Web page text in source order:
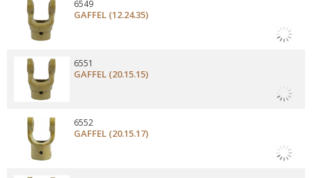
GAFFEL (12.24.35)
6549
GAFFEL (20.15.15)
6551
GAFFEL (20.15.17)
6552